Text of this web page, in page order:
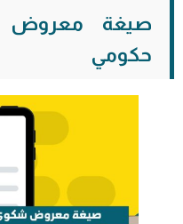
صيغة
حكومي